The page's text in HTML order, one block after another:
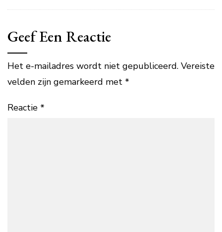
Geef Een Reactie
Het e-mailadres wordt niet gepubliceerd. Vereiste
velden zijn gemarkeerd met *
Reactie *